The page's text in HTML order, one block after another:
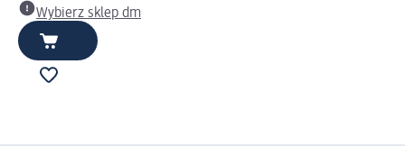
Wybierz sklep dm